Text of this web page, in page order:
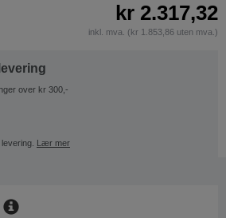
kr 2.317,32
inkl. mva. (kr 1.853,86 uten mva.)
over kr 300,-
Lær mer